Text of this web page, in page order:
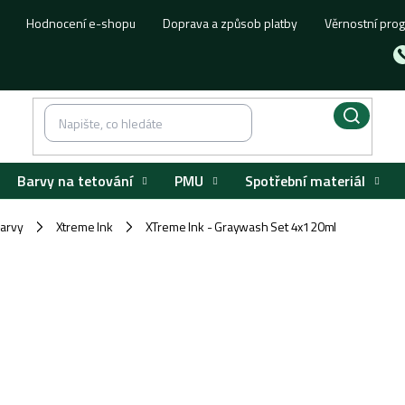
Hodnocení e-shopu Doprava a způsob platby Věrnostní
Barvy na tetování PMU Spotřební materiál
/ Xtreme Ink / XTreme Ink - Graywash Set 4x120ml